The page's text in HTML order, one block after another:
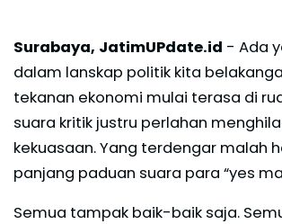
Surabaya, JatimUPdate.id - Ada
dalam lanskap politik kita
tekanan ekonomi mulai terasa di
suara kritik justru perlahan
kekuasaan. Yang terdengar malah
panjang paduan suara para “yes
Semua tampak baik-baik saja.